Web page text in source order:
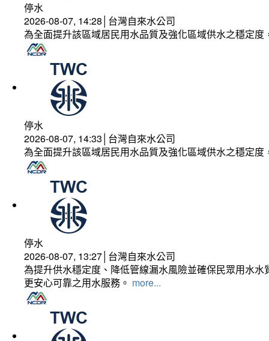
停水
2026-08-07, 14:28│台灣自來水公司
為全面提升該區域居民用水品質及強化區域供水之穩定
停水
2026-08-07, 14:33│台灣自來水公司
為全面提升該區域居民用水品質及強化區域供水之穩定
停水
2026-08-07, 13:27│台灣自來水公司
為提升供水穩定度、降低管線漏水風險並確保民眾用水
更安心可靠之用水服務。 more...